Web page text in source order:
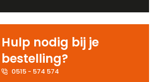
Hulp nodig bij je
bestelling?
0515 - 574 574